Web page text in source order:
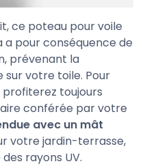
ce poteau pour voile
a pour conséquence de
prévenant la
sur votre toile. Pour
profiterez toujours
conférée par votre
avec un mât
votre jardin-terrasse,
rayons UV.